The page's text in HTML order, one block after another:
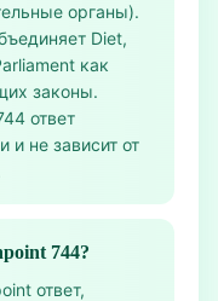
органы).
Diet,
как
законы.
ответ
и не зависит от
744?
ответ,